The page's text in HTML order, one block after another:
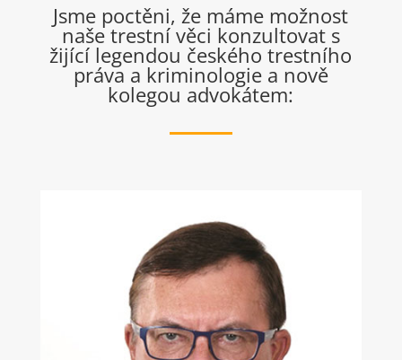
Jsme poctěni, že máme možnost
naše trestní věci konzultovat s
žijící legendou českého trestního
práva a kriminologie a nově
kolegou advokátem: